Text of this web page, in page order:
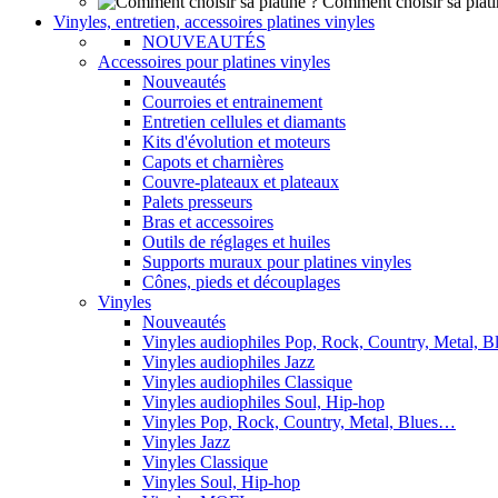
Vinyles, entretien, accessoires platines vinyles
NOUVEAUTÉS
Accessoires pour platines vinyles
Nouveautés
Courroies et entrainement
Entretien cellules et diamants
Kits d'évolution et moteurs
Capots et charnières
Couvre-plateaux et plateaux
Palets presseurs
Bras et accessoires
Outils de réglages et huiles
Supports muraux pour platines vinyles
Cônes, pieds et découplages
Vinyles
Nouveautés
Vinyles audiophiles Pop, Rock, Country, Metal,
Vinyles audiophiles Jazz
Vinyles audiophiles Classique
Vinyles audiophiles Soul, Hip-hop
Vinyles Pop, Rock, Country, Metal, Blues…
Vinyles Jazz
Vinyles Classique
Vinyles Soul, Hip-hop